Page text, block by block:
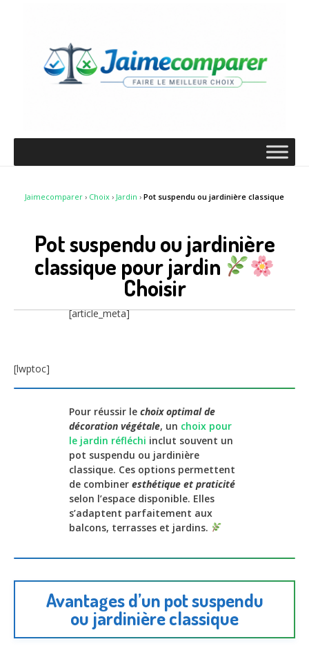
Jaimecomparer › Choix › Jardin › Pot suspendu ou jardinière classique
Pot suspendu ou jardinière
classique pour jardin
Choisir
[article_meta]
[lwptoc]
Pour réussir le choix optimal de
décoration végétale, un choix pour
le jardin réfléchi inclut souvent un
pot suspendu ou jardinière
classique. Ces options permettent
de combiner esthétique et praticité
selon l’espace disponible. Elles
s’adaptent parfaitement aux
balcons, terrasses et jardins.
Avantages d’un pot suspendu
ou jardinière classique